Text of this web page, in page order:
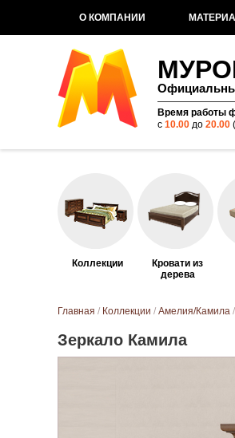
О КОМПАНИИ
Время работы
с 10.00 до 20.00
Коллекции
Кровати из
дерева
Вы здесь
Главная / Коллекции / Амелия/Камила
Зеркало Камила